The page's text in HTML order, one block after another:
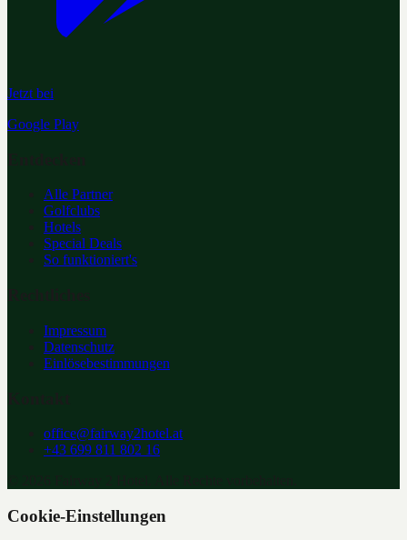
Jetzt bei
Google Play
Alle Partner
Golfclubs
Hotels
Special Deals
So funktioniert's
Impressum
Datenschutz
Einlösebestimmungen
office@fairway2hotel.at
+43 699 811 802 16
Cookie-Einstellungen